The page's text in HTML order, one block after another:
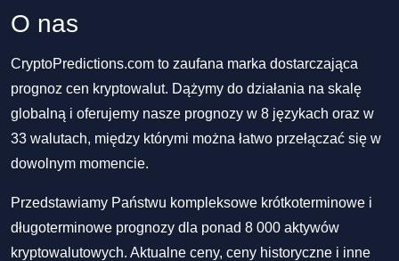
O nas
CryptoPredictions.com to zaufana marka dostarczająca
prognoz cen kryptowalut. Dążymy do działania na skalę
globalną i oferujemy nasze prognozy w 8 językach oraz w
33 walutach, między którymi można łatwo przełączać się w
dowolnym momencie.
Przedstawiamy Państwu kompleksowe krótkoterminowe i
długoterminowe prognozy dla ponad 8 000 aktywów
kryptowalutowych. Aktualne ceny, ceny historyczne i inne